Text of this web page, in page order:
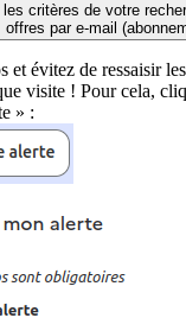
critères de votre
offres par e-mail
et évitez de ressaisir
visite ! Pour cela,
» :